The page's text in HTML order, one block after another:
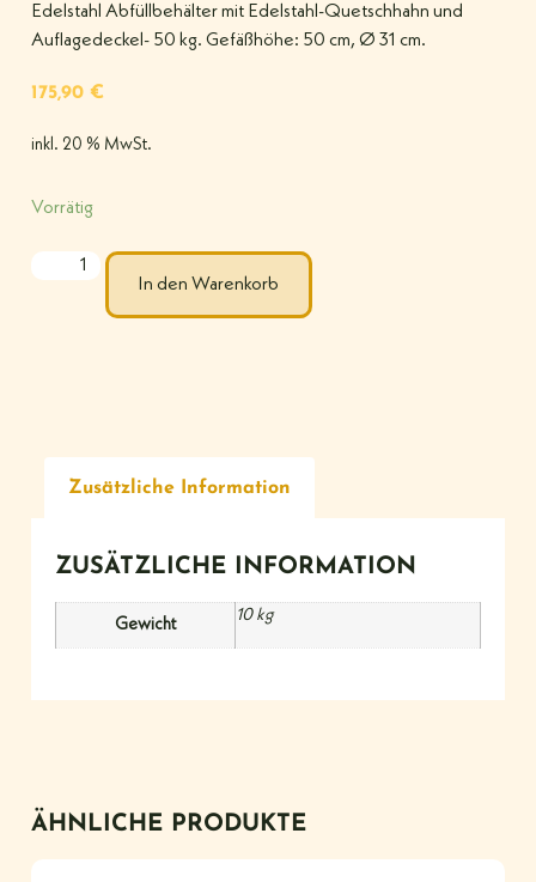
Edelstahl Abfüllbehälter mit Edelstahl-Quetschhahn und
Auflagedeckel- 50 kg. Gefäßhöhe: 50 cm, Ø 31 cm.
175,90 €
inkl. 20 % MwSt.
Vorrätig
In den Warenkorb
Zusätzliche Information
ZUSÄTZLICHE INFORMATION
Gewicht
10 kg
ÄHNLICHE PRODUKTE